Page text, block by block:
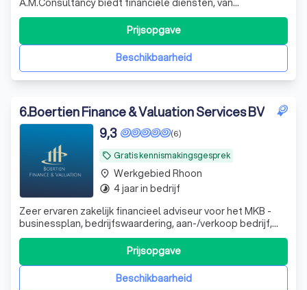
boekhouding tot belastingoptimalisatie, met expertise in
financiële processen en ondersteiuning.
Beschikbaarheid
Prijsopgave
6.Boertien Finance & Valuation Services BV
local_offer Gratis kennismakingsgesprek
(6)
9,3
Zeer ervaren zakelijk financieel adviseur voor het MKB -
businessplan, bedrijfswaardering, aan-/verkoop bedrijf,
werknemersparticipaties, financieel zwaar weer en whoa
trajecten. DGA advisering
Beschikbaarheid
Prijsopgave
place Werkgebied Rhoon
timelapse 4 jaar in bedrijf